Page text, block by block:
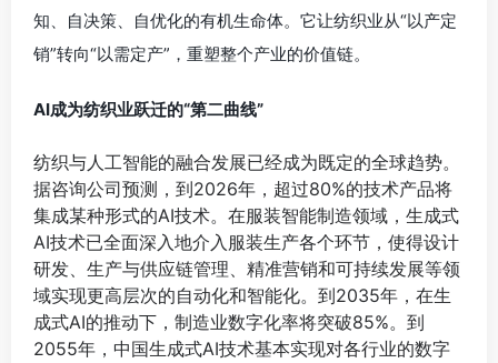
知、自决策、自优化的有机生命体。它让纺织业从“以产定
销”转向“以需定产”，重塑整个产业的价值链。
​AI成为纺织业跃迁的“第二曲线”
纺织与人工智能的融合发展已经成为既定的全球趋势。
据咨询公司预测，到2026年，超过80%的技术产品将
集成某种形式的AI技术。在服装智能制造领域，生成式
AI技术已全面深入地介入服装生产各个环节，使得设计
研发、生产与供应链管理、精准营销和可持续发展等领
域实现更高层次的自动化和智能化。到2035年，在生
成式AI的推动下，制造业数字化率将突破85%。到
2055年，中国生成式AI技术基本实现对各行业的数字